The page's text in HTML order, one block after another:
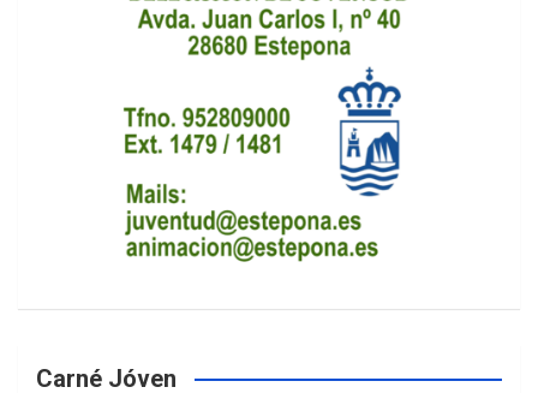
Carné Jóven